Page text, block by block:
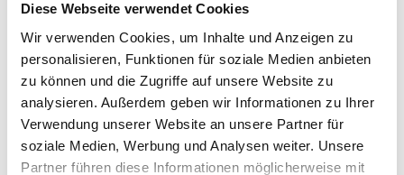
Diese Webseite verwendet Cookies
Wir verwenden Cookies, um Inhalte und Anzeigen zu
personalisieren, Funktionen für soziale Medien anbieten
zu können und die Zugriffe auf unsere Website zu
analysieren. Außerdem geben wir Informationen zu Ihrer
Verwendung unserer Website an unsere Partner für
soziale Medien, Werbung und Analysen weiter. Unsere
Partner führen diese Informationen möglicherweise mit
Wie lange ist mein gekaufter Mietercheck
gültig?
Wie garantiert Mietercheck, dass die
Daten immer aktuell sind?